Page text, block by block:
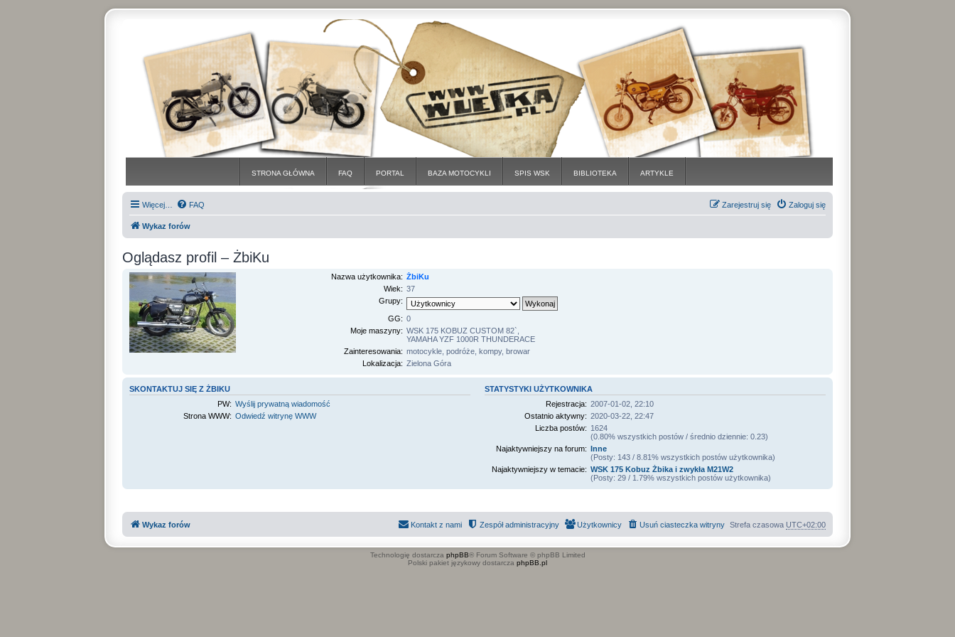
STRONA GŁÓWNA FAQ PORTAL BAZA MOTOCYKLI SPIS WSK BIBLIOTEKA ARTYKLE
Więcej… FAQ Zaloguj się
Zarejestruj się
Wykaz forów
Oglądasz profil – ŻbiKu
Nazwa użytkownika: ŻbiKu
Wiek: 37
Grupy:
GG: 0
Moje maszyny: WSK 175 KOBUZ CUSTOM 82`,
YAMAHA YZF 1000R THUNDERACE
Zainteresowania: motocykle, podróże, kompy, browar
Lokalizacja: Zielona Góra
SKONTAKTUJ SIĘ Z ŻBIKU
PW: Wyślij prywatną wiadomość
Strona WWW: Odwiedź witrynę WWW
STATYSTYKI UŻYTKOWNIKA
Rejestracja: 2007-01-02, 22:10
Ostatnio aktywny: 2020-03-22, 22:47
Liczba postów: 1624
(0.80% wszystkich postów / średnio dziennie: 0.23)
Najaktywniejszy na forum: Inne
(Posty: 143 / 8.81% wszystkich postów użytkownika)
Najaktywniejszy w temacie: WSK 175 Kobuz Żbika i zwykła M21W2
(Posty: 29 / 1.79% wszystkich postów użytkownika)
Wykaz forów Strefa czasowa UTC+02:00
Usuń ciasteczka witryny
Użytkownicy
Zespół administracyjny
Kontakt z nami
Technologię dostarcza phpBB® Forum Software © phpBB Limited
Polski pakiet językowy dostarcza phpBB.pl